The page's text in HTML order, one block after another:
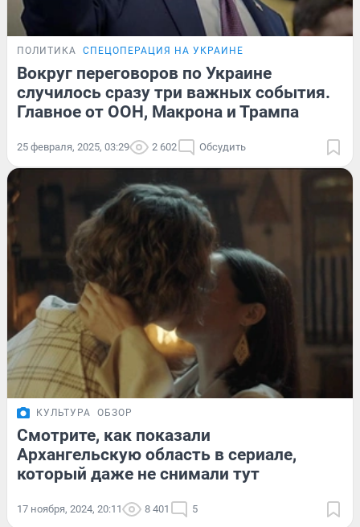
ПОЛИТИКА СПЕЦОПЕРАЦИЯ НА УКРАИНЕ
Вокруг переговоров по Украине
случилось сразу три важных события.
Главное от ООН, Макрона и Трампа
25 февраля, 2025, 03:29 2 602 Обсудить
КУЛЬТУРА ОБЗОР
Смотрите, как показали
Архангельскую область в сериале,
который даже не снимали тут
17 ноября, 2024, 20:11 8 401 5